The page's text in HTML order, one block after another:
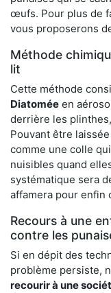
œufs. Pour plus de
vous proposerons
Méthode
lit
Cette méthode
Diatomée en
derrière les
Pouvant être
comme une colle
nuisibles quand
systématique sera
affamera pour enfin
Recours à une
contre les
Si en dépit des
problème persiste,
recourir à une